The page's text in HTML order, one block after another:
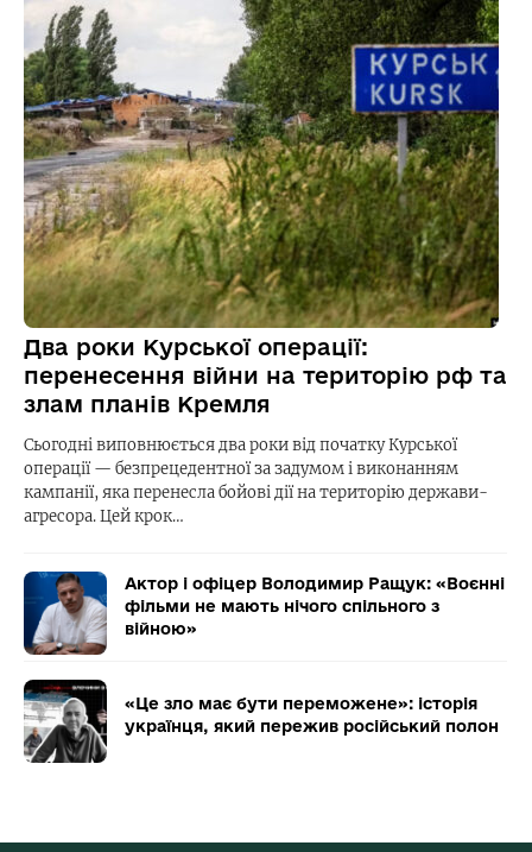
Два роки Курської операції:
перенесення війни на територію рф та
злам планів Кремля
Сьогодні виповнюється два роки від початку Курської
операції — безпрецедентної за задумом і виконанням
кампанії, яка перенесла бойові дії на територію держави-
агресора. Цей крок…
Актор і офіцер Володимир Ращук: «Воєнні
фільми не мають нічого спільного з
війною»
«Це зло має бути переможене»: історія
українця, який пережив російський полон